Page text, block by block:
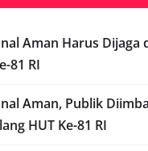
Aman Harus Dijaga
81 RI
Aman, Publik
HUT Ke-81 RI